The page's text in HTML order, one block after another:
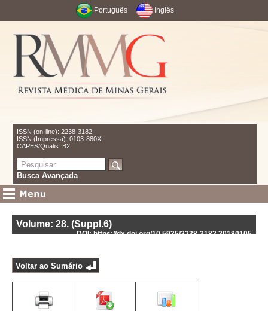
Português Inglês
ISSN (on-line): 2238-3182
ISSN (Impressa): 0103-880X
CAPES/Qualis: B2
Busca Avançada
Volume: 28. (Suppl.6)
DOI: https://dx.doi.org/10.5935/2238-3182.20180105
Voltar ao Sumário